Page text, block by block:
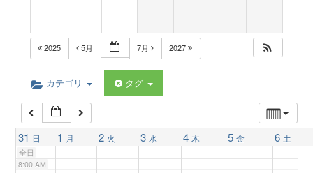
i
2025 5月 7月 2027
カテゴリ タグ
31 日 1 月 2 火 3 水 4 木 5 金 6 土
全日
5:00 AM
6:00 AM
7:00 AM
8:00 AM